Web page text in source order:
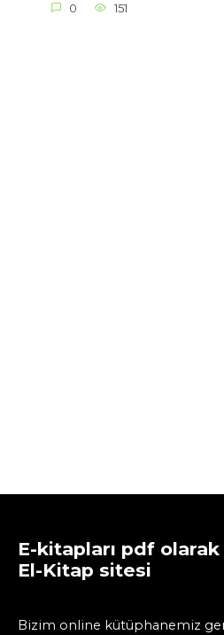
0 151
E-kitapları pdf
El-Kitap sitesi
Bizim online kütüphanemiz